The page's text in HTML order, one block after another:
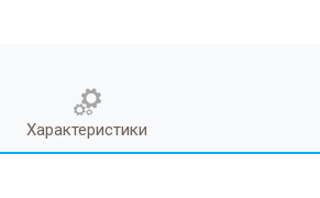
Характеристики